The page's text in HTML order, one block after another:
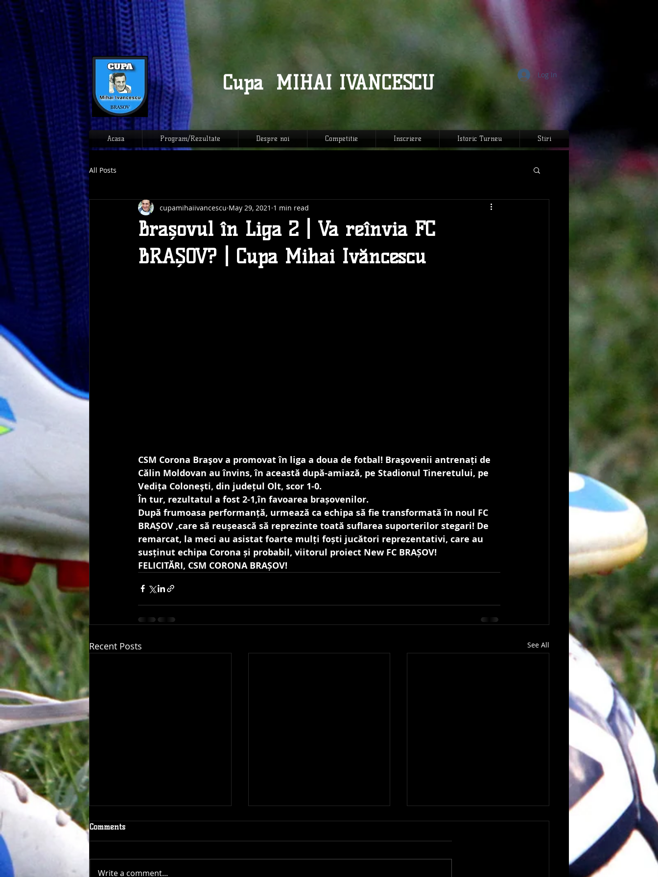
MIHAI IVANCESCU
Cupa Log In
Acasa Program/Rezultate Despre noi Competitie Inscriere Istoric Turneu Stiri
All Posts
Brașovul în Liga 2 | Va reînvia FC
BRAȘOV? | Cupa Mihai Ivăncescu
cupamihaiivancescu May 29, 2021 1 min read
CSM Corona Braşov a promovat în liga a doua de fotbal! Braşovenii antrenați de
Călin Moldovan au învins, în această după-amiază, pe Stadionul Tineretului, pe
Vedița Coloneşti, din județul Olt, scor 1-0.
În tur, rezultatul a fost 2-1,în favoarea brașovenilor.
După frumoasa performanță, urmează ca echipa să fie transformată în noul FC
BRAȘOV ,care să reușească să reprezinte toată suflarea suporterilor stegari! De
remarcat, la meci au asistat foarte mulți foști jucători reprezentativi, care au
susținut echipa Corona și probabil, viitorul proiect New FC BRAȘOV!
FELICITĂRI, CSM CORONA BRAȘOV!
Recent Posts See All
Comments
Write a comment...